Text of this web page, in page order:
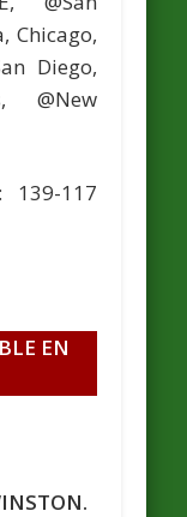
Chicago,
Diego,
@New
139-117
EN